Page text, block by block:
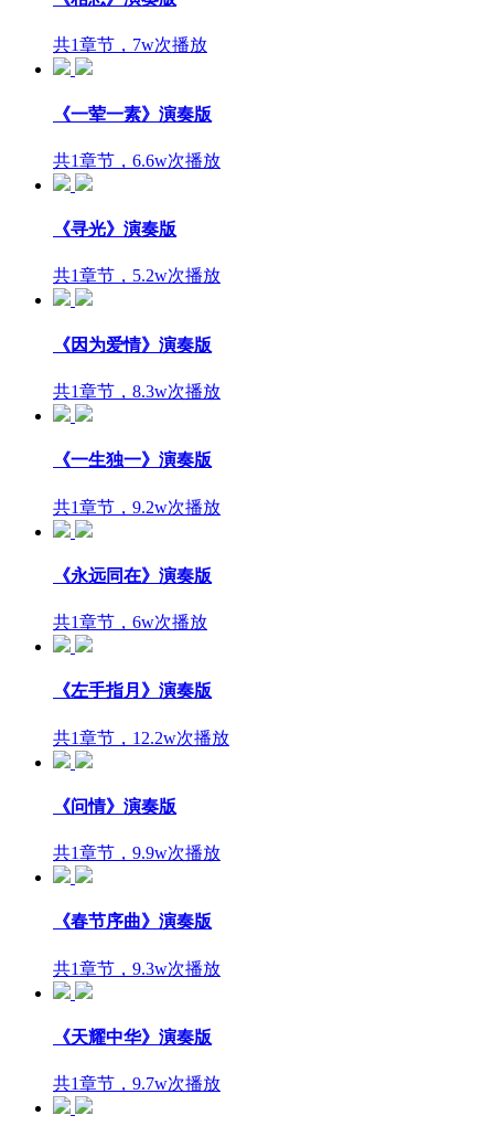
共1章节，7w次播放
《一荤一素》演奏版
共1章节，6.6w次播放
《寻光》演奏版
共1章节，5.2w次播放
《因为爱情》演奏版
共1章节，8.3w次播放
《一生独一》演奏版
共1章节，9.2w次播放
《永远同在》演奏版
共1章节，6w次播放
《左手指月》演奏版
共1章节，12.2w次播放
《问情》演奏版
共1章节，9.9w次播放
《春节序曲》演奏版
共1章节，9.3w次播放
《天耀中华》演奏版
共1章节，9.7w次播放